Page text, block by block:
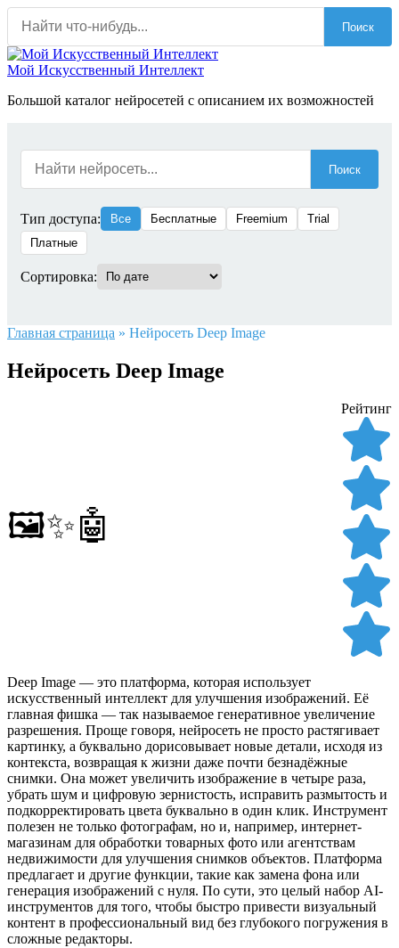
Перейти
содержанию
Поиск
Мой Искусственный Интеллект
Большой каталог нейросетей с описанием их возможностей
Поиск
Тип доступа: Все Бесплатные Freemium
Trial
Платные
Сортировка:
Главная страница » Нейросеть Deep Image
Нейросеть Deep Image
🖼️✨🤖
Рейтинг
Deep Image — это платформа, которая использует
искусственный интеллект для улучшения изображений. Её
главная фишка — так называемое генеративное увеличение
разрешения. Проще говоря, нейросеть не просто растягивает
картинку, а буквально дорисовывает новые детали, исходя из
контекста, возвращая к жизни даже почти безнадёжные
снимки. Она может увеличить изображение в четыре раза,
убрать шум и цифровую зернистость, исправить размытость и
подкорректировать цвета буквально в один клик. Инструмент
полезен не только фотографам, но и, например, интернет-
магазинам для обработки товарных фото или агентствам
недвижимости для улучшения снимков объектов. Платформа
предлагает и другие функции, такие как замена фона или
генерация изображений с нуля. По сути, это целый набор AI-
инструментов для того, чтобы быстро привести визуальный
контент в профессиональный вид без глубокого погружения в
сложные редакторы.